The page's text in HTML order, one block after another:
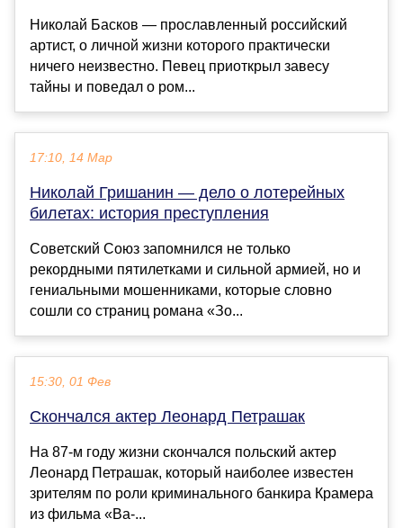
Николай Басков — прославленный российский
артист, о личной жизни которого практически
ничего неизвестно. Певец приоткрыл завесу
тайны и поведал о ром...
17:10, 14 Мар
Николай Гришанин — дело о лотерейных
билетах: история преступления
Советский Союз запомнился не только
рекордными пятилетками и сильной армией, но и
гениальными мошенниками, которые словно
сошли со страниц романа «Зо...
15:30, 01 Фев
Скончался актер Леонард Петрашак
На 87-м году жизни скончался польский актер
Леонард Петрашак, который наиболее известен
зрителям по роли криминального банкира Крамера
из фильма «Ва-...